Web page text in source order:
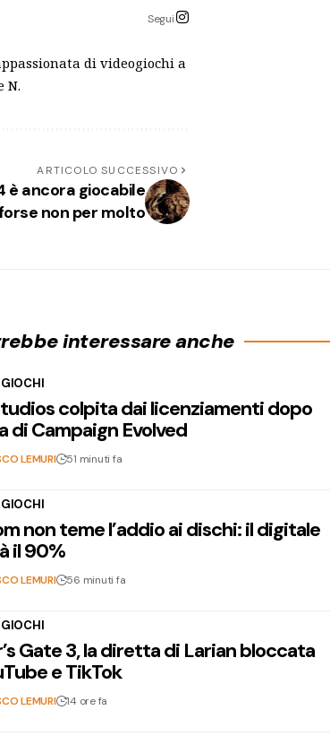
Segui
di videogiochi a
N.
ARTICOLO SUCCESSIVO
è ancora giocabile
non per molto
interessare anche
colpita dai licenziamenti dopo
di Campaign Evolved
LEMURI 51 minuti fa
non teme l’addio ai dischi: il digitale
il 90%
LEMURI 56 minuti fa
Gate 3, la diretta di Larian bloccata
e TikTok
LEMURI 14 ore fa